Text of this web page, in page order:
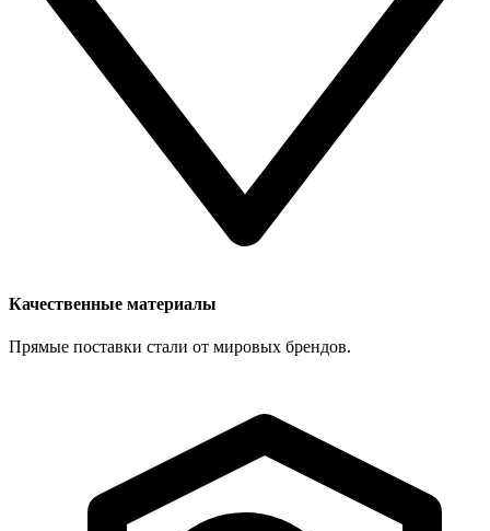
Качественные материалы
Прямые поставки стали от мировых брендов.